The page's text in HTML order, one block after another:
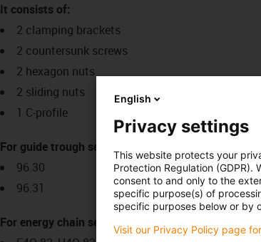
It consists of:
2 clamping brackets
2 countersunk screws
2 hexagon nuts
2 sliding nuts
1 C-profile
For guide trough series:
96.30
96.31
For energy chain series:
English
Privacy settings
This website protects your
Protection Regulation
consent to and only to the
specific purpose(s) of
specific purposes below or by
Visit our Privacy Policy page